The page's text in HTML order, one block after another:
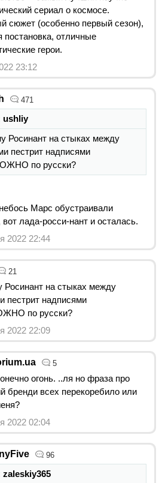
сериал о космосе.
сюжет (особенно первый сезон),
постановка, отличные
герои.
23:12
471
ushliy
Росинант на стыках между
пестрит надписями
по русски?
Марс обустраивали
вот лада-росси-нант и осталась.
2022 22:44
21
Росинант на стыках между
пестрит надписями
по русски?
2022 22:09
5
огонь. ..ля но фраза про
бренди всех перекоребило или
2022 02:04
96
zaleskiy365